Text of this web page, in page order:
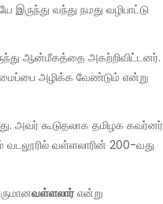
வந்து நமது வழிபாட்டு
அழிக்க வேண்டும் என்று
வடலூரில் வள்ளலாரின் 200-வது
வள்ளலார்என்று